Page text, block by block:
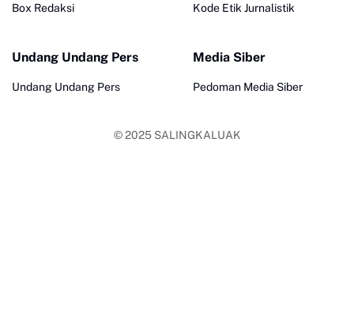
Box Redaksi Kode Etik Jurnalistik
Undang Undang Pers
Undang Undang Pers
Media Siber
Pedoman Media Siber
© 2025 SALINGKALUAK